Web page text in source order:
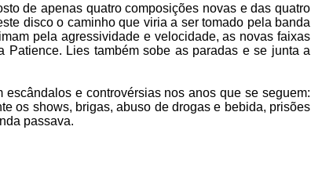
de apenas quatro composições novas e das quatro
disco o caminho que viria a ser tomado pela banda
pela agressividade e velocidade, as novas faixas
Patience. Lies também sobe as paradas e se junta a
e controvérsias nos anos que se seguem:
os shows, brigas, abuso de drogas e bebida, prisões
passava.